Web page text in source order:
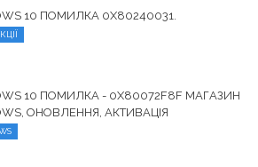
10 ПОМИЛКА 0X80240031.
10 ПОМИЛКА - 0X80072F8F МАГАЗИН
ОНОВЛЕННЯ, АКТИВАЦІЯ